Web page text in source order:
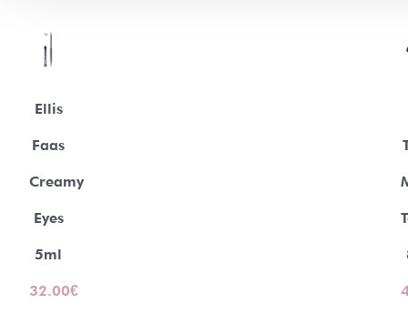
Ellis
Faas
Creamy
Eyes
5ml
32.00€